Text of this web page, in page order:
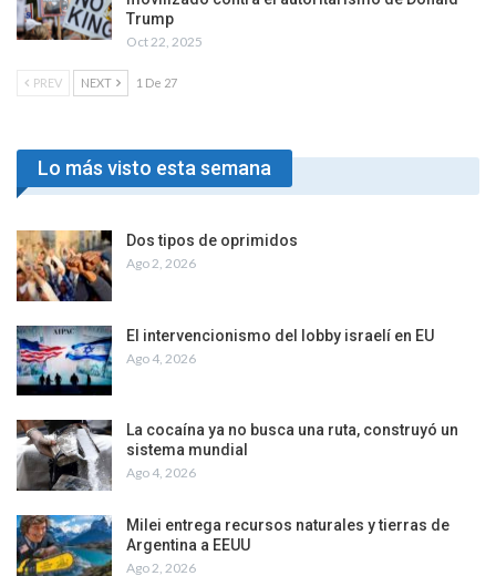
Trump
Oct 22, 2025
PREV NEXT 1 De 27
Lo más visto esta semana
Dos tipos de oprimidos
Ago 2, 2026
El intervencionismo del lobby israelí en EU
Ago 4, 2026
La cocaína ya no busca una ruta, construyó un
sistema mundial
Ago 4, 2026
Milei entrega recursos naturales y tierras de
Argentina a EEUU
Ago 2, 2026